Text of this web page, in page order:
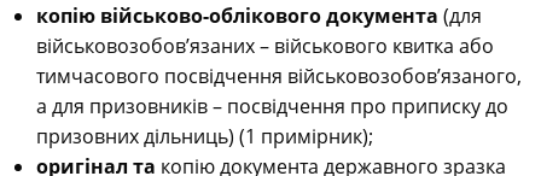
копію військово-облікового документа (для
військовозобов’язаних – військового квитка або
тимчасового посвідчення військовозобов’язаного,
а для призовників – посвідчення про приписку до
призовних дільниць) (1 примірник);
оригінал та копію документа державного зразка